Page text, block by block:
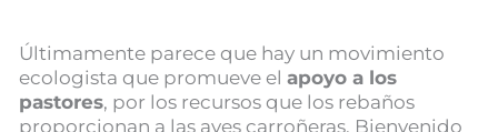
Últimamente parece que hay un movimiento
ecologista que promueve el apoyo a los
pastores, por los recursos que los rebaños
proporcionan a las aves carroñeras. Bienvenido